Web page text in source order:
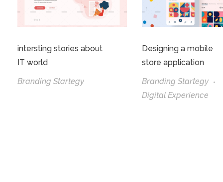
intersting stories about
IT world
Branding Startegy
Designing a mobile
store application
Branding Startegy
Digital Experience